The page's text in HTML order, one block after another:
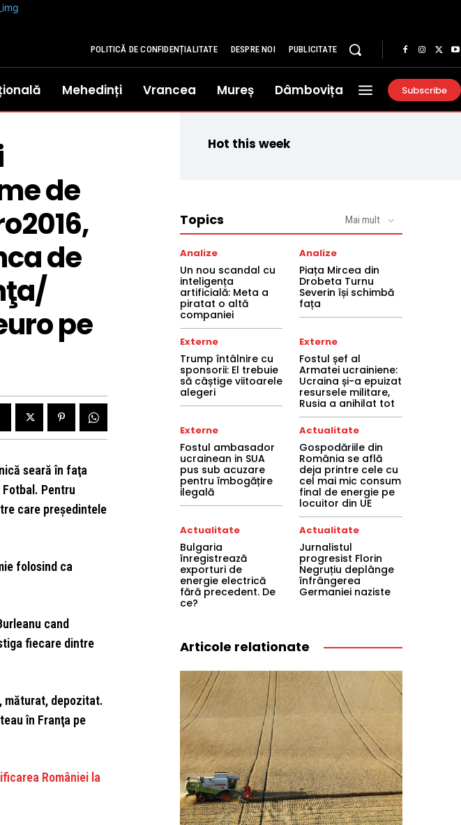
POLITICĂ DE CONFIDENȚIALITATE DESPRE NOI PUBLICITATE
Mehedinți Vrancea Mureș Dâmbovița Subscribe
de
de
pe
seară în faţa
Pentru
care preşedintele
folosind ca
cand
fiecare dintre
măturat, depozitat.
în Franţa pe
României la
Hot this week
Topics Mai mult
Analize
Un nou scandal cu
inteligența
artificială: Meta a
piratat o altă
companiei
Analize
Piața Mircea din
Drobeta Turnu
Severin își schimbă
fața
Externe
Trump întâlnire cu
sponsorii: El trebuie
să câștige viitoarele
alegeri
Externe
Fostul șef al
Armatei ucrainiene:
Ucraina și-a epuizat
resursele militare,
Rusia a anihilat tot
Externe
Fostul ambasador
ucrainean in SUA
pus sub acuzare
pentru îmbogățire
ilegală
Actualitate
Gospodăriile din
România se află
deja printre cele cu
cel mai mic consum
final de energie pe
locuitor din UE
Actualitate
Bulgaria
înregistrează
exporturi de
energie electrică
fără precedent. De
ce?
Actualitate
Jurnalistul
progresist Florin
Negruțiu deplânge
înfrângerea
Germaniei naziste
Articole relationate